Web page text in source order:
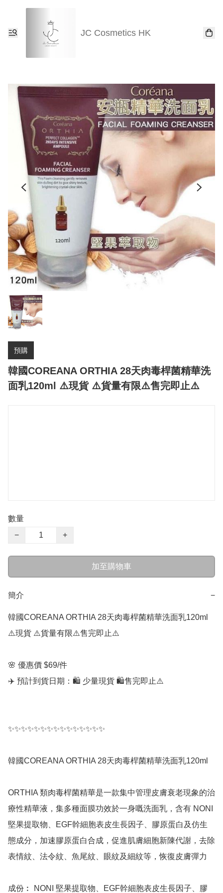
JC Cosmetics HK
預購
韓國COREANA ORTHIA 28天肉毒桿菌精華洗
面乳120ml ⚠️現貨 ⚠️貨量有限⚠️售完即止⚠️
數量
−
+
加至購物車
簡介 −
韓國COREANA ORTHIA 28天肉毒桿菌精華洗面乳120ml
⚠️現貨 ⚠️貨量有限⚠️售完即止⚠️
🌸 優惠價 $69/件
✈️ 預計到貨日期：🛍️ 少量現貨 🛍️售完即止⚠️
✨✨✨✨✨✨✨✨✨✨✨✨✨✨✨
韓國COREANA ORTHIA 28天肉毒桿菌精華洗面乳120ml
ORTHIA 類肉毒桿菌精華是一款集中管理皮膚衰老現象的治
療性精華液，集多種面膜功效於一身嘅洗面乳，含有 NONI
堅果提取物、EGF幹細胞表皮生長因子、膠原蛋白及仿生
態成分，加速膠原蛋白合成，促進肌膚細胞新陳代謝，去除
表情紋、法令紋、魚尾紋、眼紋及細紋等，恢復皮膚彈力
成份︰ NONI 堅果提取物、EGF幹細胞表皮生長因子、膠